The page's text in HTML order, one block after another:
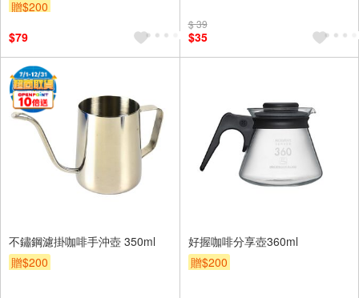
贈$200
$79
$ 39
$35
不鏽鋼濾掛咖啡手沖壺 350ml
贈$200
好握咖啡分享壺360ml
贈$200